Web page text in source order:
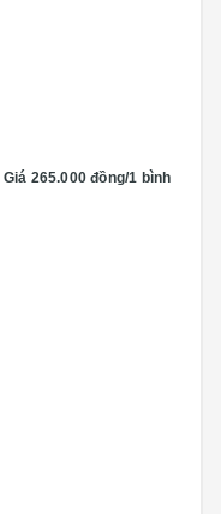
Giá 265.000 đồng/1 bình